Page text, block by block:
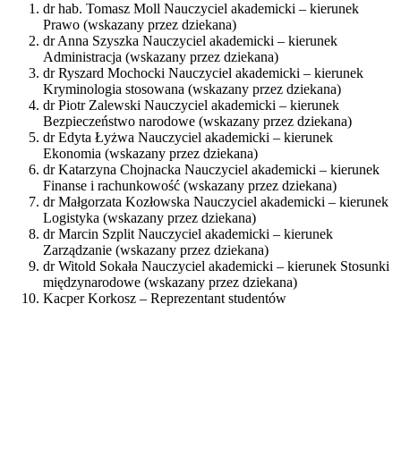
dr hab. Tomasz Moll Nauczyciel akademicki – kierunek
Prawo (wskazany przez dziekana)
dr Anna Szyszka Nauczyciel akademicki – kierunek
Administracja (wskazany przez dziekana)
dr Ryszard Mochocki Nauczyciel akademicki – kierunek
Kryminologia stosowana (wskazany przez dziekana)
dr Piotr Zalewski Nauczyciel akademicki – kierunek
Bezpieczeństwo narodowe (wskazany przez dziekana)
dr Edyta Łyżwa Nauczyciel akademicki – kierunek
Ekonomia (wskazany przez dziekana)
dr Katarzyna Chojnacka Nauczyciel akademicki – kierunek
Finanse i rachunkowość (wskazany przez dziekana)
dr Małgorzata Kozłowska Nauczyciel akademicki – kierunek
Logistyka (wskazany przez dziekana)
dr Marcin Szplit Nauczyciel akademicki – kierunek
Zarządzanie (wskazany przez dziekana)
dr Witold Sokała Nauczyciel akademicki – kierunek Stosunki
międzynarodowe (wskazany przez dziekana)
Kacper Korkosz – Reprezentant studentów